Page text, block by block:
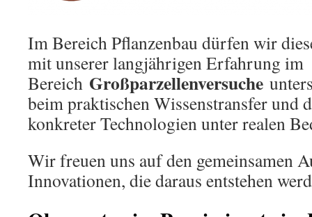
Im Bereich Pflanzenbau dürfen wir
mit unserer langjährigen Erfahrung im
Bereich Großparzellenversuche
beim praktischen Wissenstransfer und
konkreter Technologien unter realen
Wir freuen uns auf den gemeinsamen
Innovationen, die daraus entstehen